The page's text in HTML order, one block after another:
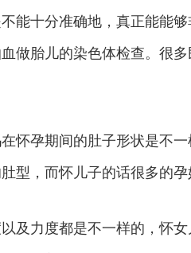
能十分准确地，真正能能
做胎儿的染色体检查。很
孕期间的肚子形状是不一
型，而怀儿子的话很多的
力度都是不一样的，怀女